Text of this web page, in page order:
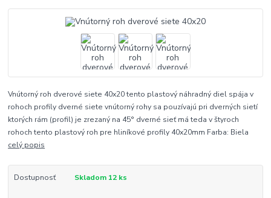
Vnútorný roh dverové siete 40x20 tento plastový náhradný diel spája v
rohoch profily dverné siete vnútorný rohy sa pouzívajú pri dverných sietí
ktorých rám (profil) je zrezaný na 45° dverné sieť má teda v štyroch
rohoch tento plastový roh pre hliníkové profily 40x20mm Farba: Biela
celý popis
Dostupnosť Skladom 12 ks